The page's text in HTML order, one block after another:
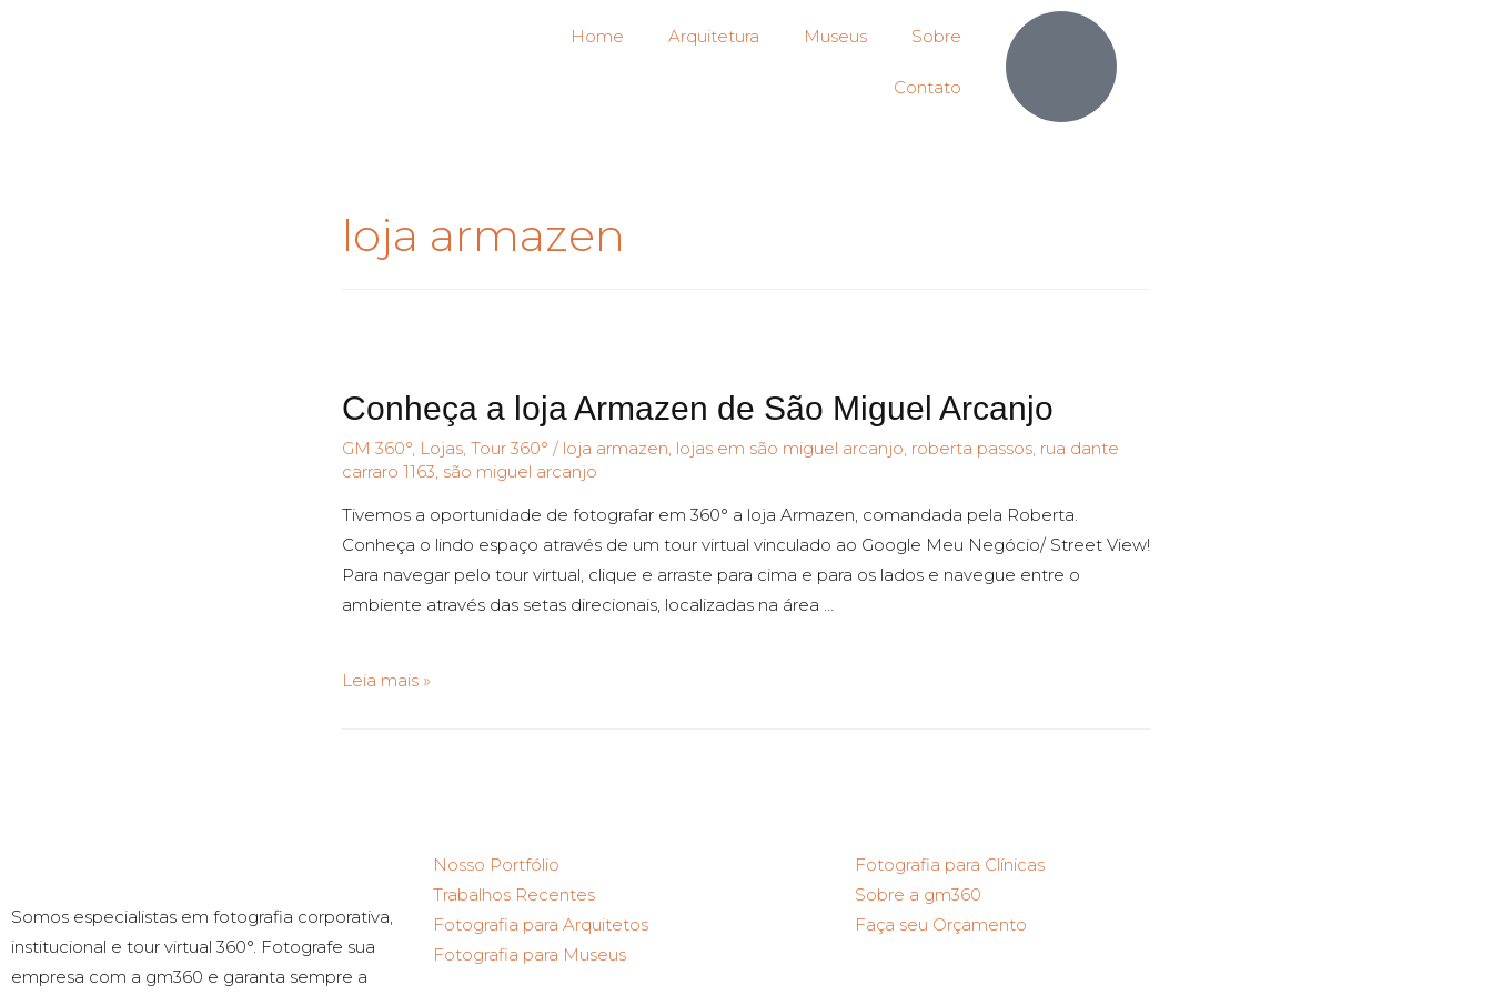
Home Arquitetura Museus Sobre
Contato
loja armazen
Conheça a loja Armazen de São Miguel Arcanjo
GM 360°, Lojas, Tour 360° / loja armazen, lojas em são miguel arcanjo, roberta passos, rua dante
carraro 1163, são miguel arcanjo
Tivemos a oportunidade de fotografar em 360° a loja Armazen, comandada pela Roberta.
Conheça o lindo espaço através de um tour virtual vinculado ao Google Meu Negócio/ Street View!
Para navegar pelo tour virtual, clique e arraste para cima e para os lados e navegue entre o
ambiente através das setas direcionais, localizadas na área …
Leia mais »
Somos especialistas em fotografia corporativa,
institucional e tour virtual 360°. Fotografe sua
empresa com a gm360 e garanta sempre a
Nosso Portfólio
Trabalhos Recentes
Fotografia para Arquitetos
Fotografia para Museus
Fotografia para Clínicas
Sobre a gm360
Faça seu Orçamento